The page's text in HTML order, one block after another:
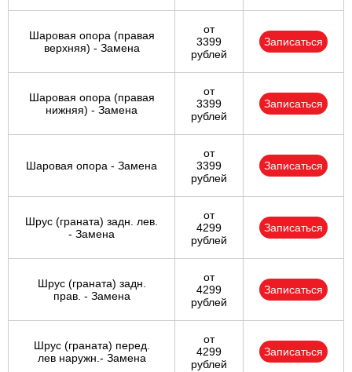
Шаровая опора (правая
верхняя) - Замена
от
3399
рублей
Записаться
Шаровая опора (правая
нижняя) - Замена
от
3399
рублей
Записаться
Шаровая опора - Замена
от
3399
рублей
Записаться
Шрус (граната) задн. лев.
- Замена
от
4299
рублей
Записаться
Шрус (граната) задн.
прав. - Замена
от
4299
рублей
Записаться
Шрус (граната) перед.
лев наружн.- Замена
от
4299
рублей
Записаться